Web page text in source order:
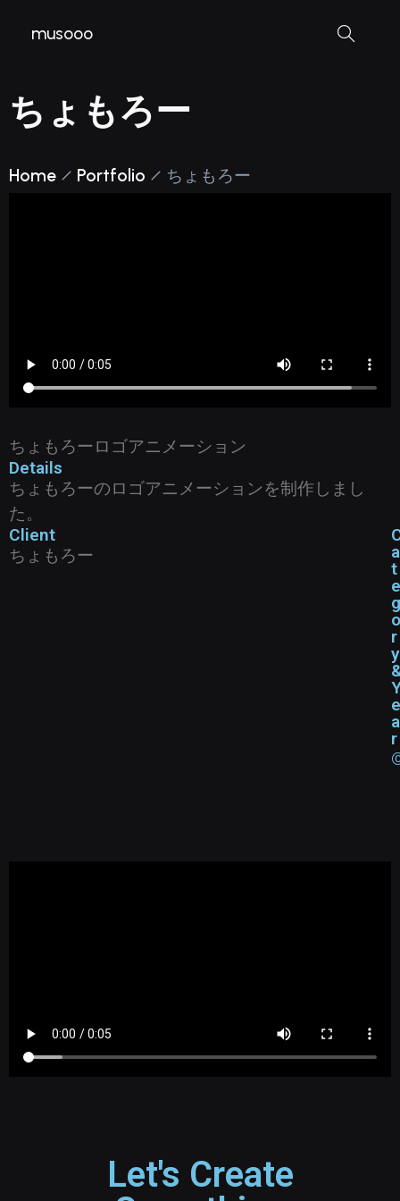
musooo
ちょもろー
Home Portfolio ちょもろー
ちょもろーロゴアニメーション
Details
ちょもろーのロゴアニメーションを制作しまし
た。
Client
ちょもろー
a
t
e
g
o
r
y
e
a
r
Let's Create